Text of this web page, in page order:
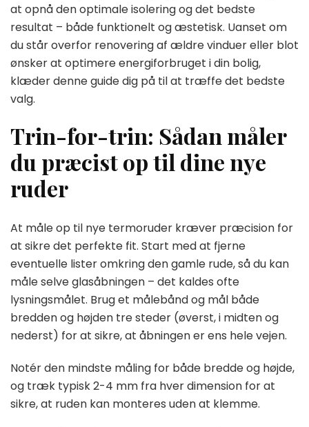
at opnå den optimale isolering og det bedste
resultat – både funktionelt og æstetisk. Uanset om
du står overfor renovering af ældre vinduer eller blot
ønsker at optimere energiforbruget i din bolig,
klæder denne guide dig på til at træffe det bedste
valg.
Trin-for-trin: Sådan måler
du præcist op til dine nye
ruder
At måle op til nye termoruder kræver præcision for
at sikre det perfekte fit. Start med at fjerne
eventuelle lister omkring den gamle rude, så du kan
måle selve glasåbningen – det kaldes ofte
lysningsmålet. Brug et målebånd og mål både
bredden og højden tre steder (øverst, i midten og
nederst) for at sikre, at åbningen er ens hele vejen.
Notér den mindste måling for både bredde og højde,
og træk typisk 2-4 mm fra hver dimension for at
sikre, at ruden kan monteres uden at klemme.